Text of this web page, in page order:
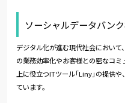
ソーシャルデータバン
デジタル化が進む現代社会におい
の業務効率化やお客様との密なコ
上に役立つITツール｢Liny｣の提供
ています。